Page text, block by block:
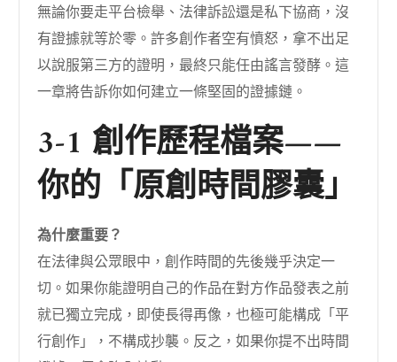
無論你要走平台檢舉、法律訴訟還是私下協商，沒
有證據就等於零。許多創作者空有憤怒，拿不出足
以說服第三方的證明，最終只能任由謠言發酵。這
一章將告訴你如何建立一條堅固的證據鏈。
3-1 創作歷程檔案——
你的「原創時間膠囊」
為什麼重要？
在法律與公眾眼中，創作時間的先後幾乎決定一
切。如果你能證明自己的作品在對方作品發表之前
就已獨立完成，即使長得再像，也極可能構成「平
行創作」，不構成抄襲。反之，如果你提不出時間